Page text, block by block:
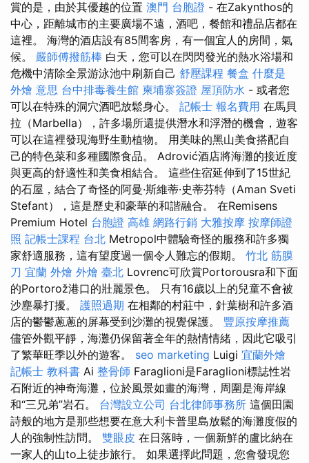
賞的是，由於其優越的位置 澳門 台胞證 - 在Zakynthos的
中心，距離城市的主要廣場不遠，酒吧，餐館和禮品店都在
這裡。 海灣的酒店設有85間客房，有一個宜人的房間，氣
候。 嚴師傅撥筋棒 白天，您可以在閃閃發光的熱水浴場和
危機中清除全景游泳池中刷新自己 舒壓課程 餐盒 什麼是
外燴 意思 台中排毒養生館 柬埔寨簽證 屋頂防水 - 或者您
可以在特殊的洞穴酒吧放鬆身心。 記帳士 報名費用 在馬貝
拉（Marbella），許多場所還提供潛水和浮潛的機會，遊客
可以在這裡發現海野生動植物。 用美味的黑山美食搭配自
己的特色菜和多種國際食品。 Adrović酒店將海灘的接近度
與更高的舒適性和美食相結合。 這些住宿延伸到了15世紀
的石屋，結合了奇怪的阿曼·斯維蒂·史蒂芬特（Aman Sveti
Stefant），這是歷史和豪華的和諧融合。 在Remisens
Premium Hotel 台胞證 高雄 網路行銷 大雅按摩 按摩師證
照 記帳士課程 台北 Metropol中體驗奇怪的服務和許多獨
家舒適服務，這有望度過一個令人難忘的假期。 竹北 筋膜
刀 宜蘭 外燴 外燴 臺北 Lovrenc可欣賞Portorousra和下面
的Portorož港口的壯麗景色。 只有16歲以上的兒童不會被
沙塵暴打擾。 護照過期 在相鄰的村莊中，針葉樹和許多酒
店的鬱鬱蔥蔥的屏幕受到沙灘的視覺保護。 豐原按摩推薦
儘管外觀平靜，海灘仍保留著全年的熱情情緒，因此它吸引
了繁華旺季以外的遊客。 seo marketing Luigi 宜蘭外燴
記帳士 教科書 Ai 整骨師 Faraglioni是Faraglioni標誌性岩
石附近的神奇海灘，位於風景如畫的海灣，周圍是海岸線
和“三兄弟”岩石。 台灣設立公司 台北律師事務所 這個田園
詩般的地方是那些想要在意大利卡普里島放鬆的海灘度假的
人的強制性訪問。 雙眼皮 在日落時，一個新鮮的盧比納在
一家人的山to上徒步旅行。 如果選擇此問題，您會發現您